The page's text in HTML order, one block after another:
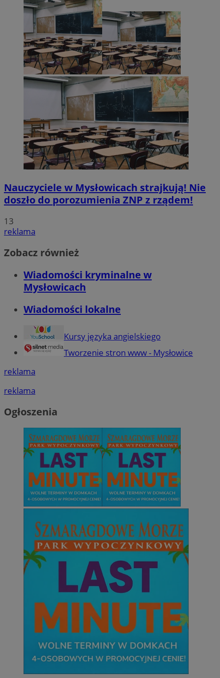
Nauczyciele w Mysłowicach strajkują! Nie
doszło do porozumienia ZNP z rządem!
13
reklama
Zobacz również
Wiadomości kryminalne w
Mysłowicach
Wiadomości lokalne
Kursy języka angielskiego
Tworzenie stron www - Mysłowice
reklama
reklama
Ogłoszenia